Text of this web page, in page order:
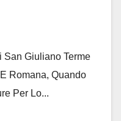
San Giuliano Terme
Romana, Quando
Per Lo...